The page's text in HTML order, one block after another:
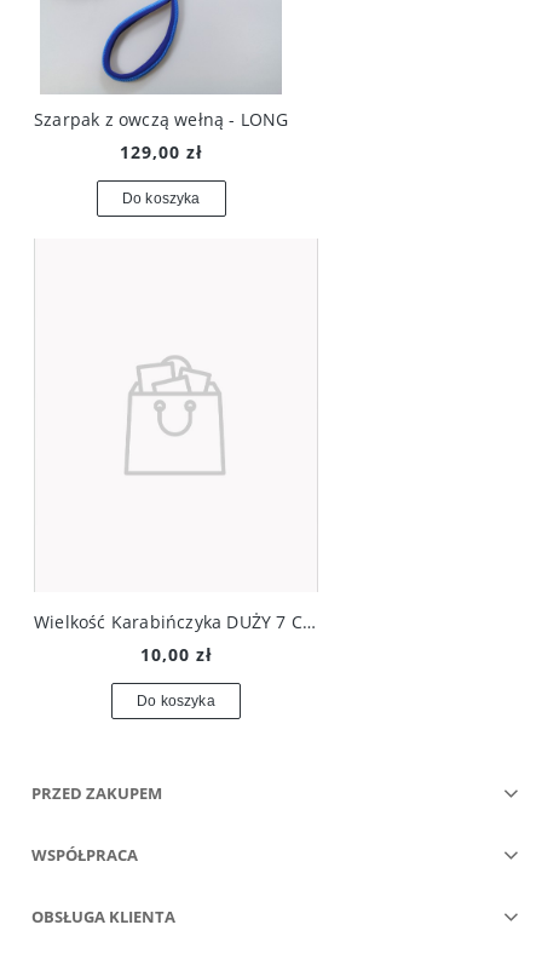
Szarpak z owczą wełną - LONG
129,00 zł
Do koszyka
Wielkość Karabińczyka DUŻY 7 CM
10,00 zł
Do koszyka
PRZED ZAKUPEM
WSPÓŁPRACA
OBSŁUGA KLIENTA